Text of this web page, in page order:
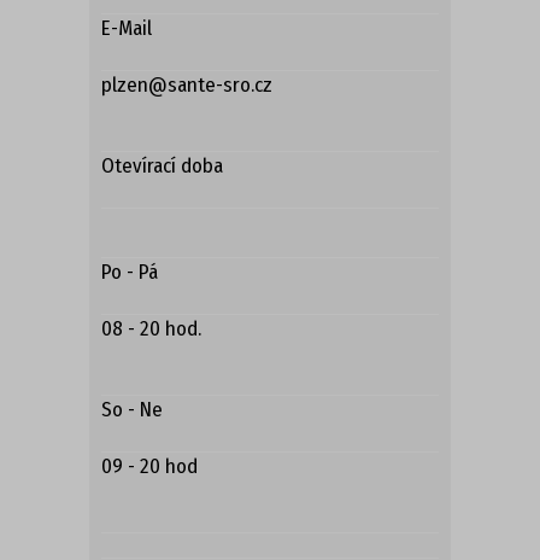
E-Mail
plzen@sante-sro.cz
Otevírací doba
Po - Pá
08 - 20 hod.
So - Ne
09 - 20 hod